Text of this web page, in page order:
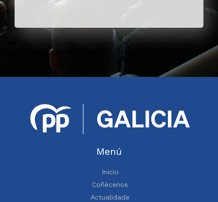
Menú
Inicio
Coñécenos
Actualidade